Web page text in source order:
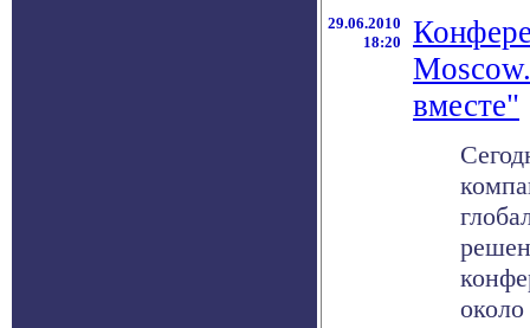
29.06.2010
18:20
вместе"